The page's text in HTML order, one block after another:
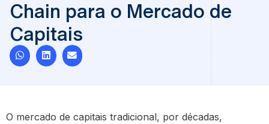
Chain para o Mercado de
Capitais
O mercado de capitais tradicional, por décadas,